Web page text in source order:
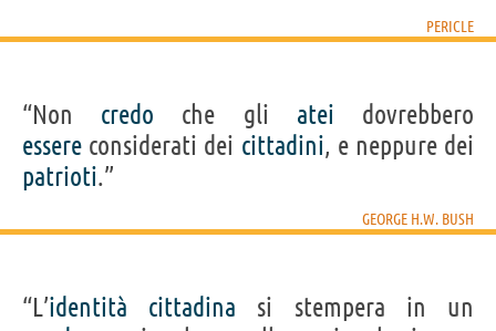
PERICLE
“Non credo che gli atei dovrebbero
essere considerati dei cittadini, e neppure dei
patrioti.”
GEORGE H.W. BUSH
“L’identità cittadina si stempera in un